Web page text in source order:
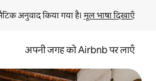
अनुवाद किया गया है। मूल भाषा दिखाएँ
अपनी जगह को Airbnb पर लाएँ